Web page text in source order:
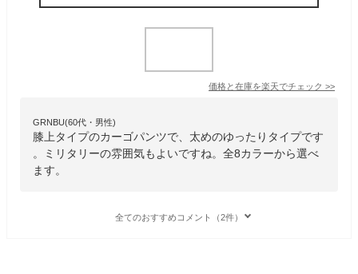
価格と在庫を楽天でチェック >>
GRNBU(60代・男性)
膝上タイプのカーゴパンツで、太めのゆったりタイプです
。ミリタリーの雰囲気もよいですね。全8カラーから選べ
ます。
全てのおすすめコメント（2件）